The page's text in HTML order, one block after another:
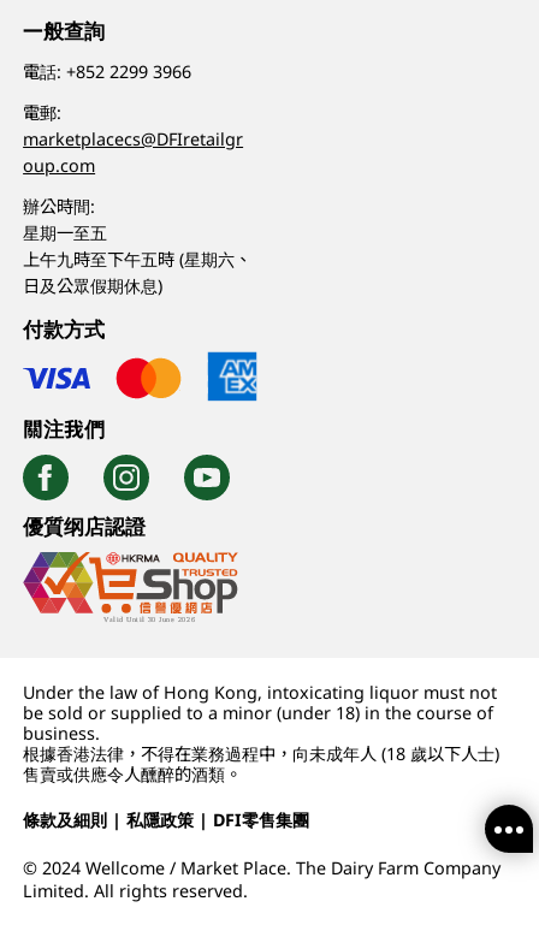
一般查詢
電話:+852 2299 3966
電郵:
marketplacecs@DFIretailgr
oup.com
辦公時間:
星期一至五
上午九時至下午五時 (星期六、
日及公眾假期休息)
付款方式
關注我們
優質纲店認證
Under the law of Hong Kong, intoxicating liquor must not
be sold or supplied to a minor (under 18) in the course of
business.
根據香港法律，不得在業務過程中，向未成年人 (18 歲以下人士)
售賣或供應令人醺醉的酒類。
條款及細則 |私隱政策 | DFI零售集團
© 2024 Wellcome / Market Place. The Dairy Farm Company
Limited. All rights reserved.